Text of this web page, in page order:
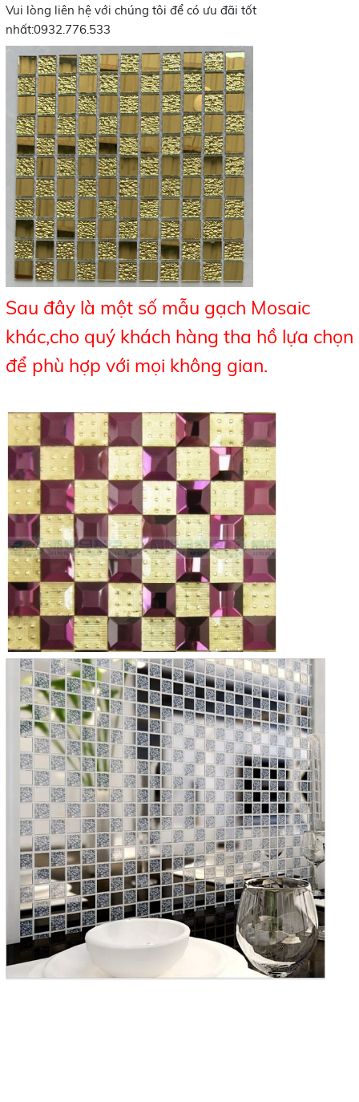
Vui lòng liên hệ với chúng tôi để có ưu đãi tốt
nhất:0932.776.533
Sau đây là một số mẫu gạch Mosaic
khác,cho quý khách hàng tha hồ lựa chọn
để phù hợp với mọi không gian.